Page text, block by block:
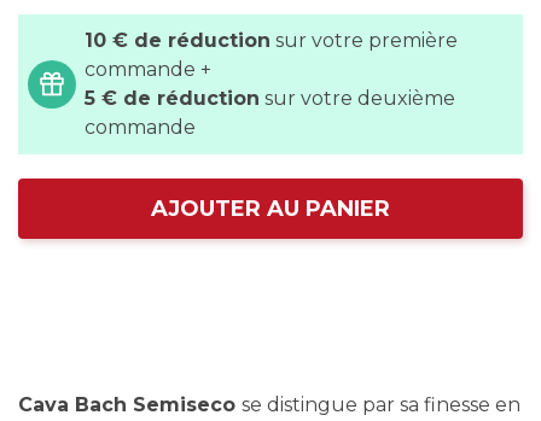
10 € de réduction sur votre première
commande +
5 € de réduction sur votre deuxième
commande
AJOUTER AU PANIER
Cava Bach Semiseco se distingue par sa finesse en